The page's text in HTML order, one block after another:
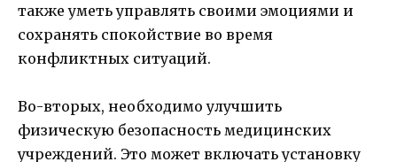
также уметь управлять своими эмоциями и
сохранять спокойствие во время
конфликтных ситуаций.
Во-вторых, необходимо улучшить
физическую безопасность медицинских
учреждений. Это может включать установку